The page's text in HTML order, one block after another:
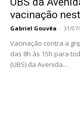
vacinação
Gabriel Gouvêa - 31/
Vacinação contra a
das 8h às 15h para
(UBS) da Avenida...